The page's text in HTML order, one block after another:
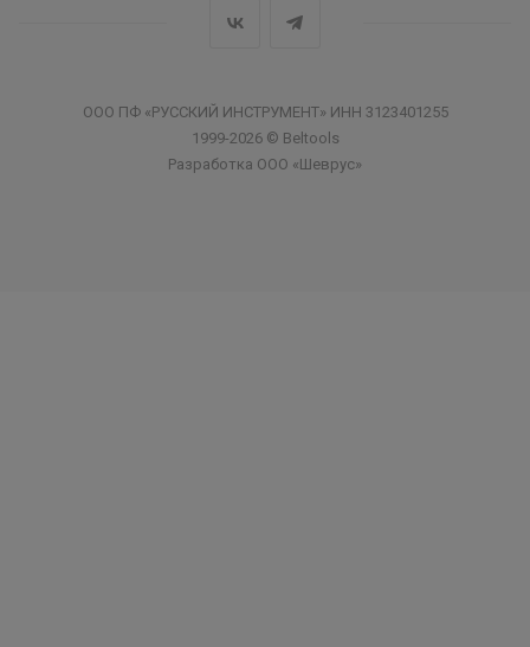
ООО ПФ «РУССКИЙ ИНСТРУМЕНТ» ИНН 3123401255
1999-2026 © Beltools
Разработка ООО «Шеврус»